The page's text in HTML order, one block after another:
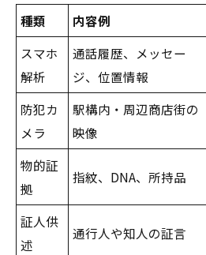
種類 内容例
スマホ
解析
通話履歴、メッセー
ジ、位置情報
防犯カ
メラ
駅構内・周辺商店街の
映像
物的証
拠
指紋、DNA、所持品
証人供
述
通行人や知人の証言